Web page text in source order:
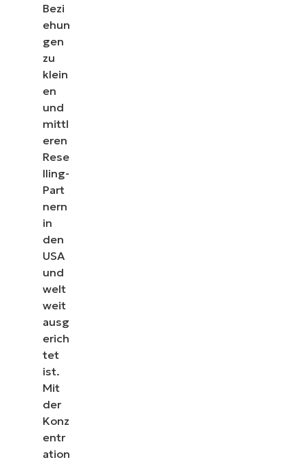
Bezi
ehun
gen
zu
klein
en
und
mittl
eren
Rese
lling-
Part
nern
in
den
USA
und
welt
weit
ausg
erich
tet
ist.
Mit
der
Konz
entr
ation